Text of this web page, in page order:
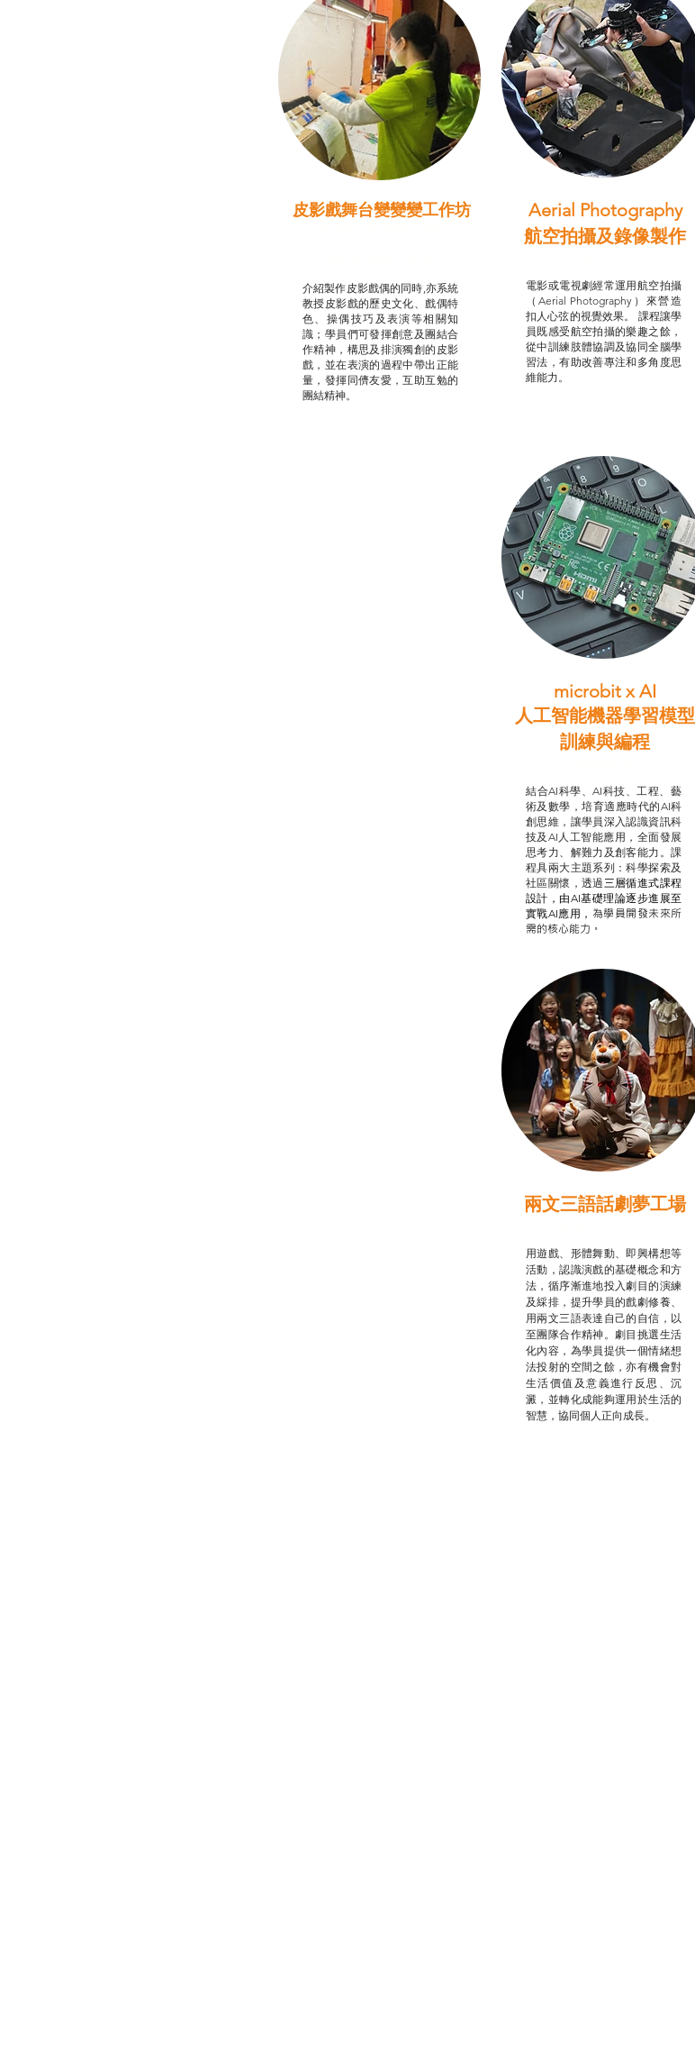
皮影戲舞台變變變工作坊
介紹製作皮影戲偶的同時,亦系統
教授皮影戲的歷史文化、戲偶特
色、操偶技巧及表演等相關知
識；學員們可發揮創意及團結合
作精神，構思及排演獨創的皮影
戲，並在表演的過程中帶出正能
量，發揮同儕友愛，互助互勉的
團結精神。
Aerial Photography
航空拍攝及錄像製作
電影或電視劇經常運用航空拍攝
（Aerial Photography）來營造
扣人心弦的視覺效果。 課程讓學
員既感受航空拍攝的樂趣之餘，
從中訓練肢體協調及協同全腦學
習法，有助改善專注和多角度思
維能力。
microbit x AI
人工智能機器學習模型
訓練與編程
結合AI科學、AI科技、工程、藝
術及數學，培育適應時代的AI科
創思維，讓學員深入認識資訊科
技及AI人工智能應用，全面發展
思考力、解難力及創客能力。課
程具兩大主題系列：科學探索及
社區關懷，透過 三層循進式課程
設計， 由AI基礎理論逐步進展至
實戰AI應用， 為學員開發未來所
需的核心能力。
兩文三語話劇夢工場
用遊戲、形體舞動、即興構想等
活動，認識演戲的基礎概念和方
法，循序漸進地投入劇目的演練
及綵排，提升學員的戲劇修養、
用兩文三語表達自己的自信，以
至團隊合作精神。劇目挑選生活
化內容，為學員提供一個情緒想
法投射的空間之餘，亦有機會對
生活價值及意義進行反思、沉
澱，並轉化成能夠運用於生活的
智慧，協同個人正向成長。